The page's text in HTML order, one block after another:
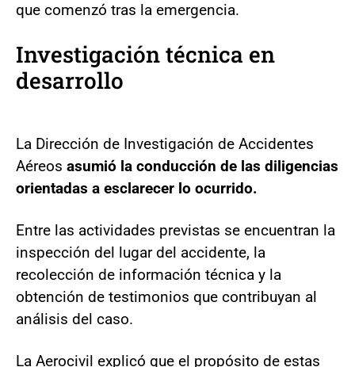
que comenzó tras la emergencia.
Investigación técnica en
desarrollo
La Dirección de Investigación de Accidentes
Aéreos asumió la conducción de las diligencias
orientadas a esclarecer lo ocurrido.
Entre las actividades previstas se encuentran la
inspección del lugar del accidente, la
recolección de información técnica y la
obtención de testimonios que contribuyan al
análisis del caso.
La Aerocivil explicó que el propósito de estas